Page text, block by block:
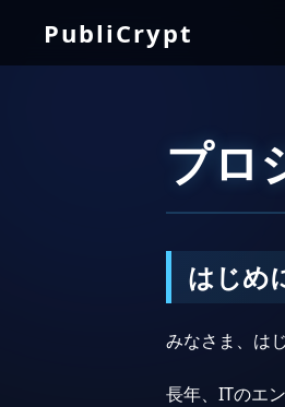
PubliCrypt
プロ
はじめ
みなさま、は
長年、ITのエ